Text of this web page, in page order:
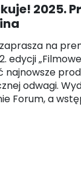
2025.
na
odwagi.
Forum, a